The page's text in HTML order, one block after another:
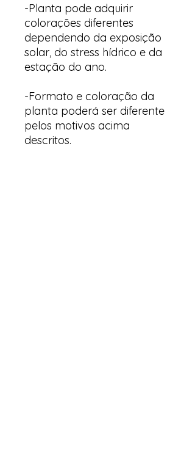
-Planta pode adquirir
colorações diferentes
dependendo da exposição
solar, do stress hídrico e da
estação do ano.
-Formato e coloração da
planta poderá ser diferente
pelos motivos acima
descritos.